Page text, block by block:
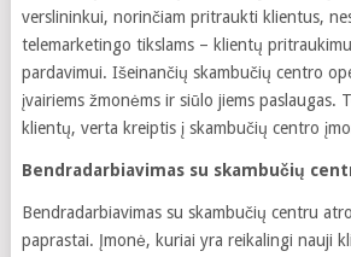
verslininkui, norinčiam pritraukti klientus,
telemarketingo tikslams – klientų
pardavimui. Išeinančių skambučių centro
įvairiems žmonėms ir siūlo jiems paslaugas.
klientų, verta kreiptis į skambučių centro
Bendradarbiavimas su skambučių
Bendradarbiavimas su skambučių centru
paprastai. Įmonė, kuriai yra reikalingi nauji